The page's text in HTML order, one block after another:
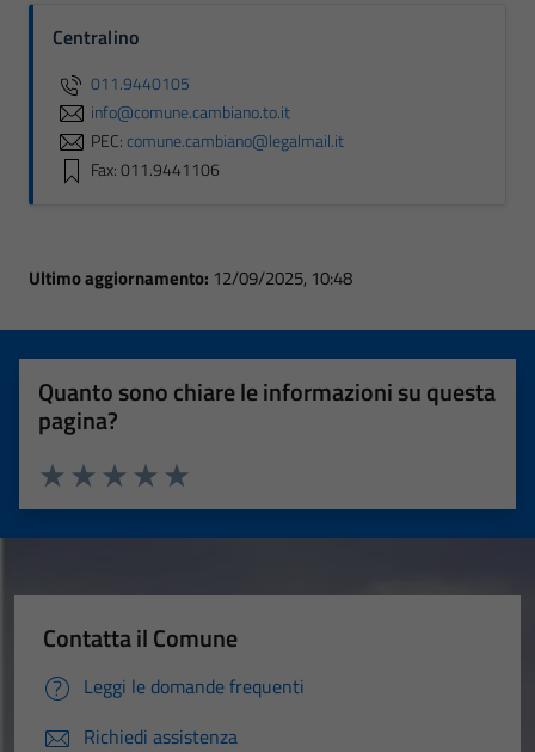
Centralino
011.9440105
info@comune.cambiano.to.it
PEC:comune.cambiano@legalmail.it
Fax: 011.9441106
Ultimo aggiornamento: 12/09/2025, 10:48
Quanto sono chiare le informazioni su questa
pagina?
Valuta 5 stelle su 5
Valuta 4 stelle su 5
Valuta 3 stelle su 5
Valuta 2 stelle su 5
Valuta 1 stelle su 5
Contatta il Comune
Leggi le domande frequenti
Richiedi assistenza